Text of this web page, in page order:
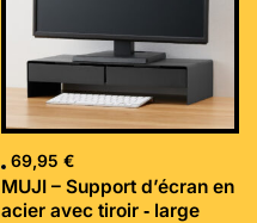
69,95 €
MUJI – Support d’écran en
acier avec tiroir ‐ large